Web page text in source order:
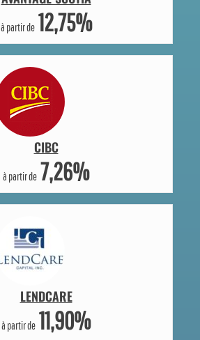
à partir de12,75%
CIBC
à partir de 7,26%
LENDCARE
à partir de 11,90%